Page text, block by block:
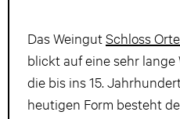
Das WeingutSchloss
blickt auf eine sehr lange
die bis ins 15.
heutigen Form besteht